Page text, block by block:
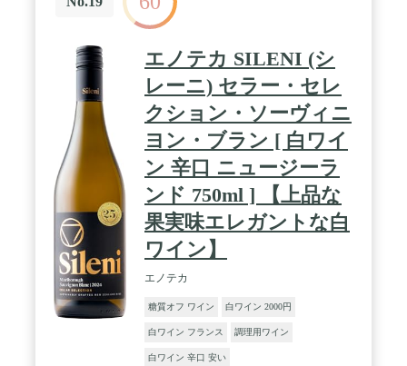
エノテカ SILENI (シ
レーニ) セラー・セレ
クション・ソーヴィニ
ヨン・ブラン [ 白ワイ
ン 辛口 ニュージーラ
ンド 750ml ] 【上品な
果実味エレガントな白
ワイン】
エノテカ
糖質オフ ワイン 白ワイン 2000円
白ワイン フランス 調理用ワイン
白ワイン 辛口 安い